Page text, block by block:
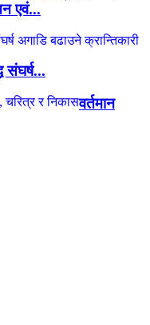
एवं...
संघर्ष...
वर्तमान